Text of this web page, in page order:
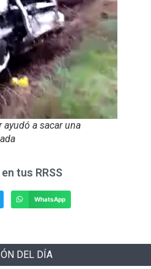
a sacar una
tus RRSS
WhatsApp
DEL DÍA